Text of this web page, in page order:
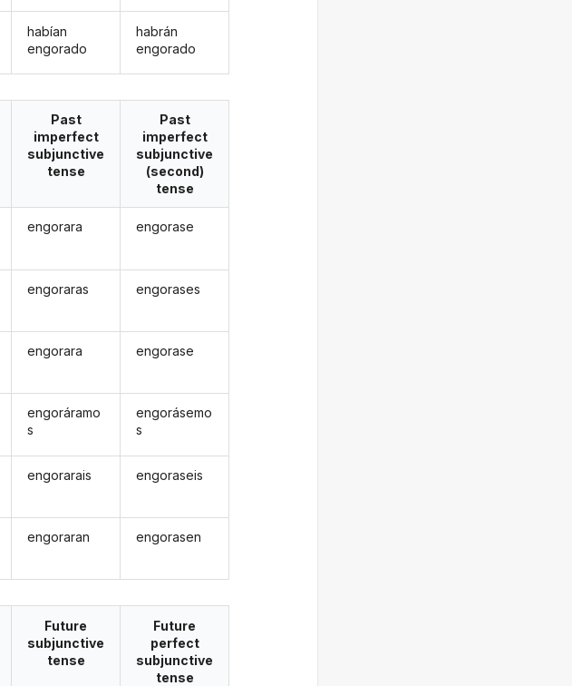
habían
engorado
habrán
engorado
Past
imperfect
subjunctive
tense
engorara
engoraras
engorara
engoráramo
s
engorarais
engoraran
Past
imperfect
subjunctive
(second)
tense
engorase
engorases
engorase
engorásemo
s
engoraseis
engorasen
Future
subjunctive
tense
Future
perfect
subjunctive
tense